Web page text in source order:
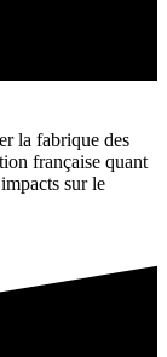
la fabrique des
française quant
sur le